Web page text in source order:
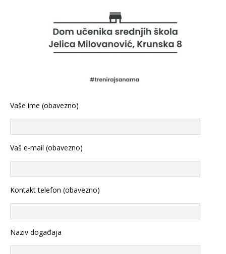
Vaše ime (obavezno)
Vaš e-mail (obavezno)
Kontakt telefon (obavezno)
Naziv događaja